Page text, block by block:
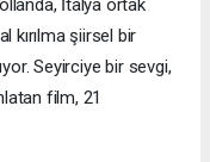
İtalya ortak
kırılma şiirsel bir
Seyirciye bir sevgi,
film, 21